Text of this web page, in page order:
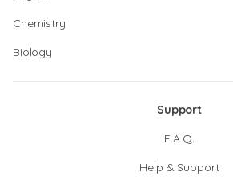
Chemistry
Biology
Support
F.A.Q.
Help & Support